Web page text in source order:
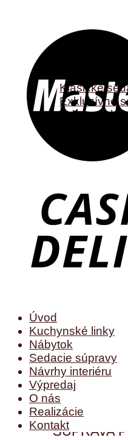
Klasické
Exkluzívne
Taburety,
MODERNÁ
SÚPRAVA
Úvod
Kuchynské linky
Nábytok
Sedacie súpravy
Návrhy interiéru
Výpredaj
O nás
Realizácie
Kontakt